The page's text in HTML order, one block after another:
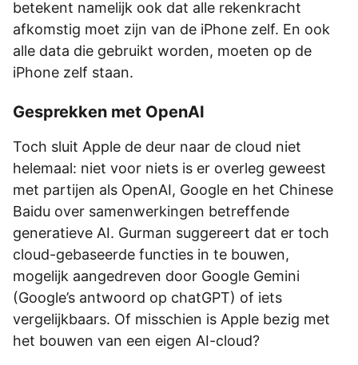
betekent namelijk ook dat alle rekenkracht
afkomstig moet zijn van de iPhone zelf. En ook
alle data die gebruikt worden, moeten op de
iPhone zelf staan.
Gesprekken met OpenAI
Toch sluit Apple de deur naar de cloud niet
helemaal: niet voor niets is er overleg geweest
met partijen als OpenAI, Google en het Chinese
Baidu over samenwerkingen betreffende
generatieve AI. Gurman suggereert dat er toch
cloud-gebaseerde functies in te bouwen,
mogelijk aangedreven door Google Gemini
(Google’s antwoord op chatGPT) of iets
vergelijkbaars. Of misschien is Apple bezig met
het bouwen van een eigen AI-cloud?